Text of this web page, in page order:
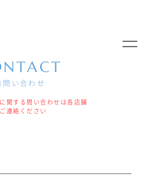
問い合わせ
関する問い合わせは各店舗
連絡ください